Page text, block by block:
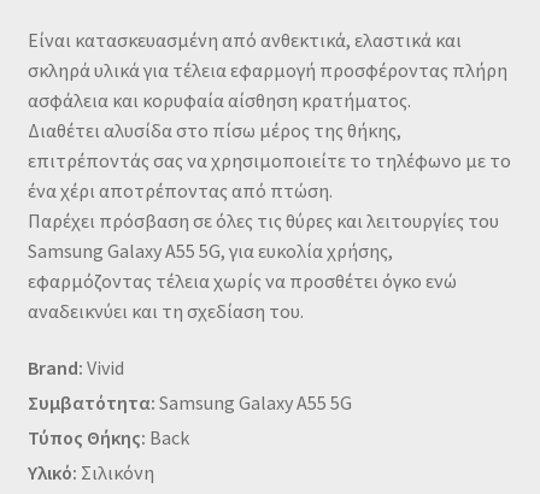
Είναι κατασκευασμένη από ανθεκτικά, ελαστικά και
σκληρά υλικά για τέλεια εφαρμογή προσφέροντας πλήρη
ασφάλεια και κορυφαία αίσθηση κρατήματος.
Διαθέτει αλυσίδα στο πίσω μέρος της θήκης,
επιτρέποντάς σας να χρησιμοποιείτε το τηλέφωνο με το
ένα χέρι αποτρέποντας από πτώση.
Παρέχει πρόσβαση σε όλες τις θύρες και λειτουργίες του
Samsung Galaxy A55 5G, για ευκολία χρήσης,
εφαρμόζοντας τέλεια χωρίς να προσθέτει όγκο ενώ
αναδεικνύει και τη σχεδίαση του.
Brand: Vivid
Συμβατότητα: Samsung Galaxy A55 5G
Τύπος Θήκης: Back
Υλικό: Σιλικόνη